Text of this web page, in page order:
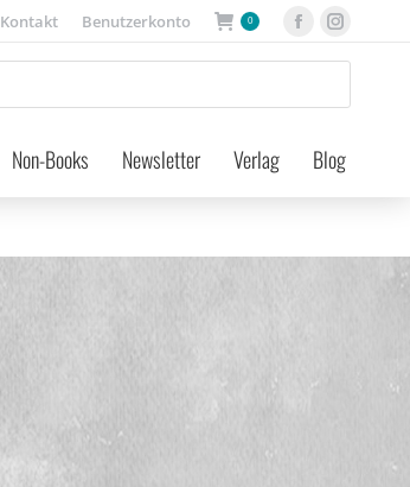
Kontakt Benutzerkonto 0
Facebook
page
new
page
new
Non-Books Newsletter Verlag Blog